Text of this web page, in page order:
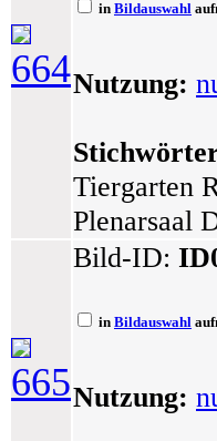
664
in Bildauswahl
Nutzung:
Tiergarten
Plenarsaal
665
Bild-ID:
in Bildauswahl
Nutzung: